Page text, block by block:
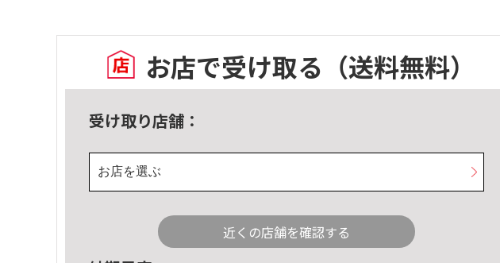
お店で受け取る （送料無料）
受け取り店舗：
お店を選ぶ
近くの店舗を確認する